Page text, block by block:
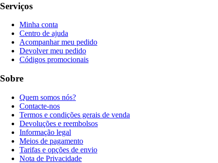
Serviços
Minha conta
Centro de ajuda
Acompanhar meu pedido
Devolver meu pedido
Códigos promocionais
Sobre
Quem somos nós?
Contacte-nos
Termos e condições gerais de venda
Devoluções e reembolsos
Informação legal
Meios de pagamento
Tarifas e opções de envio
Nota de Privacidade